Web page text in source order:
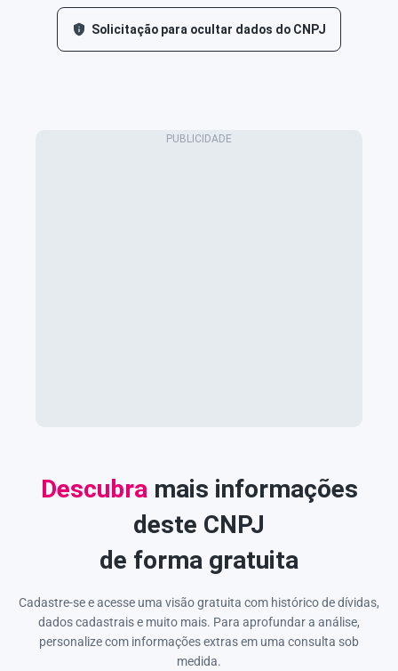
Solicitação para ocultar dados do CNPJ
Descubra mais informações
deste CNPJ
de forma gratuita
Cadastre-se e acesse uma visão gratuita com histórico de dívidas,
dados cadastrais e muito mais. Para aprofundar a análise,
personalize com informações extras em uma consulta sob
medida.